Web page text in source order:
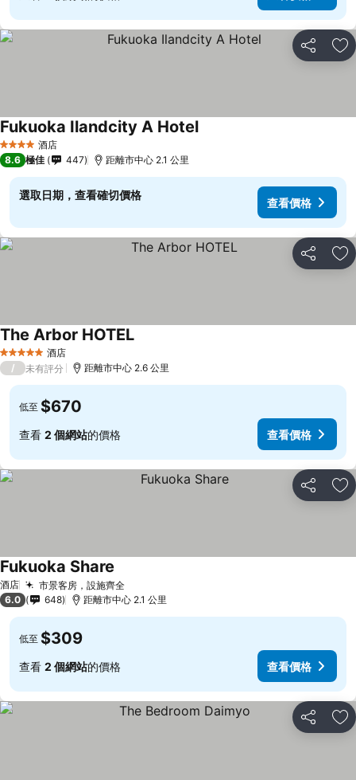
分享 放
4 星級 酒店
Fukuoka Ilandcity A Hotel
8.6 極佳 447 距離市中心 2.1 公里
選取日期，查看確切價格
查看價格
分享 放
5 星級 酒店
The Arbor HOTEL
/ 未有評分 距離市中心 2.6 公里
低至 $670
查看 2 個網站的價格 查看價格
分享 放
酒店 市景客房，設施齊全
Fukuoka Share
6.0 648 距離市中心 2.1 公里
低至 $309
查看 2 個網站的價格 查看價格
分享 放